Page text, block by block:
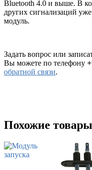
Bluetooth 4.0 и выше. В
других сигнализаций
модуль.
Задать вопрос или
Вы можете по телефону
обратной связи.
Похожие товары